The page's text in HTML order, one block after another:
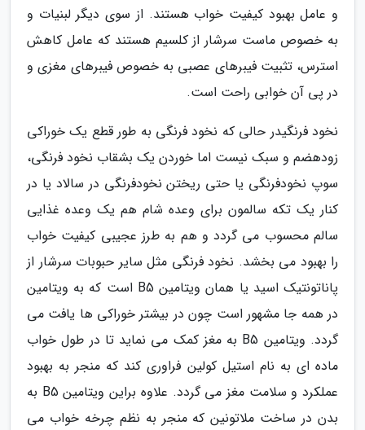
و عامل بهبود کیفیت خواب هستند. از سوی دیگر لبنیات و
به خصوص ماست سرشار از کلسیم هستند که عامل کاهش
استرس، تثبیت فیبرهای عصبی به خصوص فیبرهای مغزی و
در پی آن خوابی راحت است.
نخود فرنگیدر حالی که نخود فرنگی به طور قطع یک خوراکی
زودهضم و سبک نیست اما خوردن یک بشقاب نخود فرنگی،
سوپ نخودفرنگی یا حتی ریختن نخودفرنگی در سالاد یا در
کنار یک تکه سالمون برای وعده شام هم یک وعده غذایی
سالم محسوب می گردد و هم به طرز عجیبی کیفیت خواب
را بهبود می بخشد. نخود فرنگی مثل سایر حبوبات سرشار از
پاناتونتیک اسید یا همان ویتامین B5 است که به ویتامین
در همه جا مشهور است چون در بیشتر خوراکی ها یافت می
گردد. ویتامین B5 به مغز کمک می نماید تا در طول خواب
ماده ای به نام استیل کولین فراوری کند که منجر به بهبود
عملکرد و سلامت مغز می گردد. علاوه براین ویتامین B5 به
بدن در ساخت ملاتونین که منجر به نظم چرخه خواب می